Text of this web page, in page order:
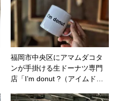
福岡市中央区にアマムダコタ
ンが手掛ける生ドーナツ専門
店「I’m donut ?（アイムド…